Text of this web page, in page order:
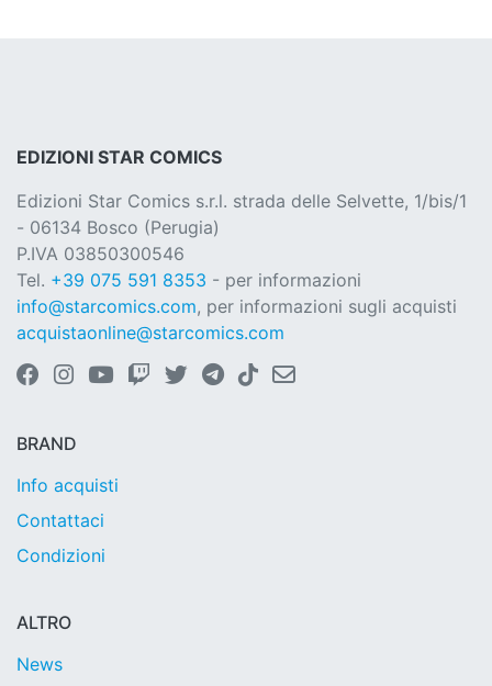
EDIZIONI STAR COMICS
Edizioni Star Comics s.r.l. strada delle Selvette, 1/bis/1
- 06134 Bosco (Perugia)
P.IVA 03850300546
Tel. +39 075 591 8353 - per informazioni
info@starcomics.com, per informazioni sugli acquisti
acquistaonline@starcomics.com
BRAND
Info acquisti
Contattaci
Condizioni
ALTRO
News